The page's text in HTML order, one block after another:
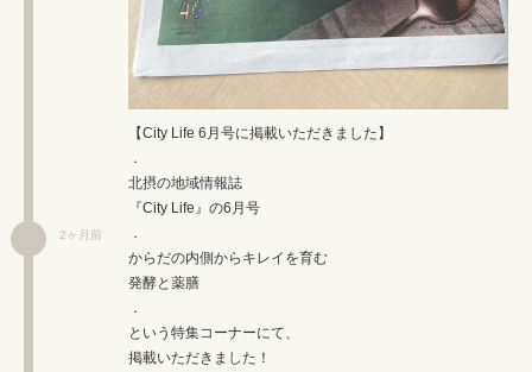
2ヶ月前
【City Life 6月号に掲載いただきました】
．
北摂の地域情報誌
『City Life』の6月号
．
からだの内側からキレイを育む
発酵と薬膳
．
という特集コーナーにて、
掲載いただきました！